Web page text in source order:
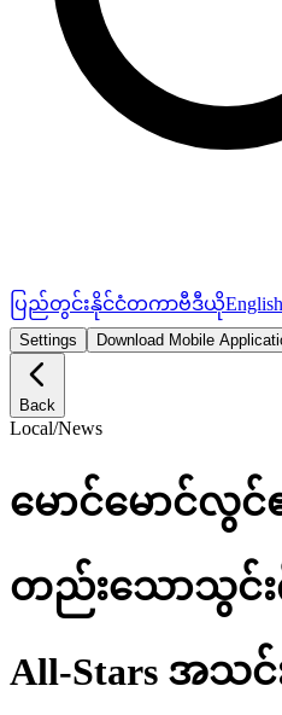
ပြည်တွင်းနိုင်ငံတကာဗီဒီယိုEnglish
Settings Download Mobile
Back
Local/News
မောင်မောင်လွ
တည်းသောသွင်းဂို
All-Stars အသ